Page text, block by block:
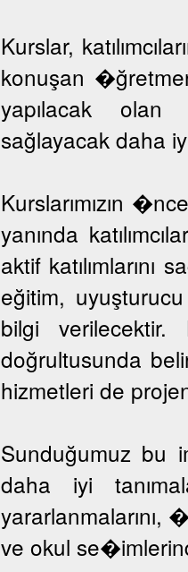
Kurslar,
konuşan
yapılacak olan
sağlayacak daha
Kurslarımızın
yanında
aktif
eğitim,
bilgi verilecektir.
doğrultusunda
hizmetleri de
Sunduğumuz bu
daha iyi
yararlanmalarını,
ve okul